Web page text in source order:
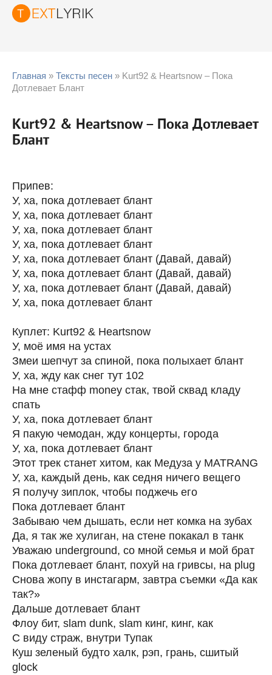
Главная » Тексты песен » Kurt92 & Heartsnow – Пока
Дотлевает Блант
Kurt92 & Heartsnow – Пока Дотлевает
Блант
Припев:
У, ха, пока дотлевает блант
У, ха, пока дотлевает блант
У, ха, пока дотлевает блант
У, ха, пока дотлевает блант
У, ха, пока дотлевает блант (Давай, давай)
У, ха, пока дотлевает блант (Давай, давай)
У, ха, пока дотлевает блант (Давай, давай)
У, ха, пока дотлевает блант
Куплет: Kurt92 & Heartsnow
У, моё имя на устах
Змеи шепчут за спиной, пока полыхает блант
У, ха, жду как снег тут 102
На мне стафф money стак, твой сквад кладу
спать
У, ха, пока дотлевает блант
Я пакую чемодан, жду концерты, города
У, ха, пока дотлевает блант
Этот трек станет хитом, как Медуза у MATRANG
У, ха, каждый день, как седня ничего вещего
Я получу зиплок, чтобы поджечь его
Пока дотлевает блант
Забываю чем дышать, если нет комка на зубах
Да, я так же хулиган, на стене покакал в танк
Уважаю underground, со мной семья и мой брат
Пока дотлевает блант, похуй на гривсы, на plug
Снова жопу в инстагарм, завтра съемки «Да как
так?»
Дальше дотлевает блант
Флоу бит, slam dunk, slam кинг, кинг, как
С виду страж, внутри Тупак
Куш зеленый будто халк, рэп, грань, сшитый
glock